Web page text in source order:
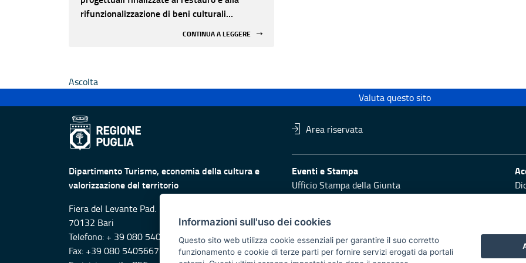
rifunzionalizzazione di beni culturali
CONTINUA A LEGGERE
Ascolta
Valuta questo sito
Area riservata
Dipartimento Turismo, economia della cultura e
valorizzazione del territorio
Fiera del Levante Pad. 107, Lungomare Starita -
70132 Bari
Telefono: + 39 080 5405615
Fax: +39 080 5405667
Eventi e Stampa
Ufficio Stampa della Giunta
Press Regione
Responsabili di pubblicazione
Informazioni sull'uso dei cookies
Questo sito web utilizza cookie essenziali per garantire il suo corretto
funzionamento e cookie di terze parti per fornire servizi erogati da portali